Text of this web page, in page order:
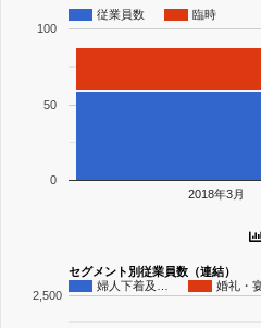
従業員数 臨時
2018年3月
0
50
100
セグメント別従業員数（連結）
婦人下着及…
婚礼・
2,500